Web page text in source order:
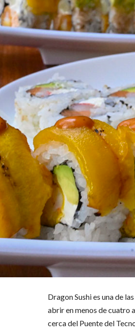
Dragon Sushi es una de
abrir en menos de cuatro
cerca del Puente del